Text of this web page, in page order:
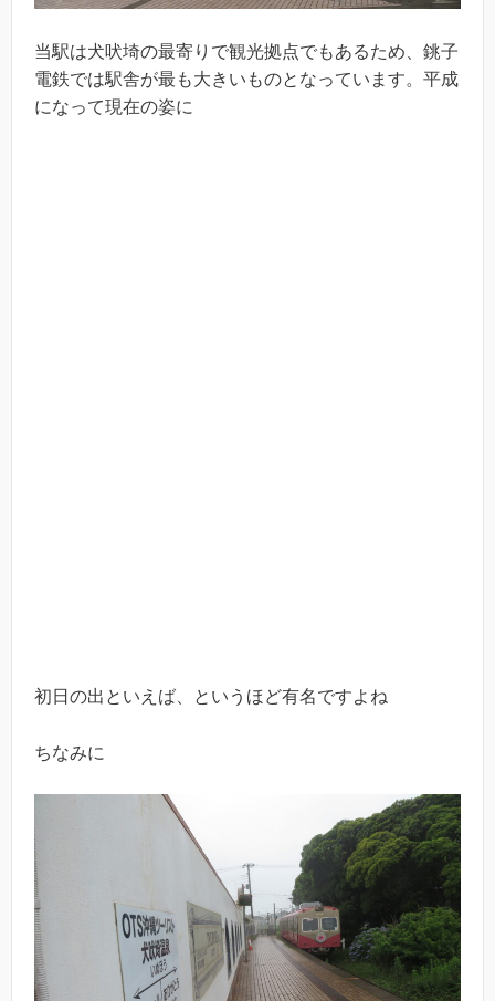
当駅は犬吠埼の最寄りで観光拠点でもあるため、銚子
電鉄では駅舎が最も大きいものとなっています。平成
になって現在の姿に
初日の出といえば、というほど有名ですよね
ちなみに